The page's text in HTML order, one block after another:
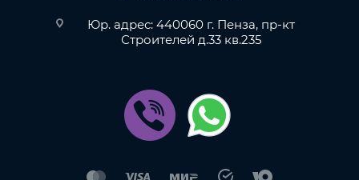
Юр. адрес: 440060 г. Пенза, пр-кт
Строителей д.33 кв.235